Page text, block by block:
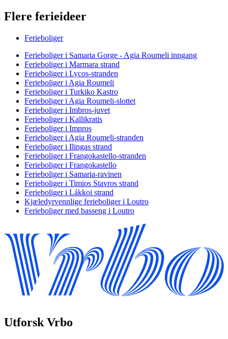
Flere ferieideer
Ferieboliger
Ferieboliger i Samaria Gorge - Agia Roumeli inngang
Ferieboliger i Marmara strand
Ferieboliger i Lycos-stranden
Ferieboliger i Agia Roumeli
Ferieboliger i Turkiko Kastro
Ferieboliger i Agia Roumeli-slottet
Ferieboliger i Imbros-juvet
Ferieboliger i Kallikratis
Ferieboliger i Impros
Ferieboliger i Agia Roumeli-stranden
Ferieboliger i Ilingas strand
Ferieboliger i Frangokastello-stranden
Ferieboliger i Frangokastello
Ferieboliger i Samaria-ravinen
Ferieboliger i Timios Stavros strand
Ferieboliger i Lákkoi strand
Kjæledyrvennlige ferieboliger i Loutro
Ferieboliger med basseng i Loutro
Utforsk Vrbo